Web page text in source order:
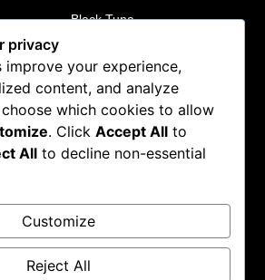
Black Tuna
ResinMania
México
2024
Black Tuna
en la Calyx
Art
colombiano
en tierras
checas
privacy
improve your experience,
content, and analyze
which cookies to allow
. Click Accept All to
All to decline non-essential
Customize
Reject All